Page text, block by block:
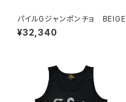
パイルGジャンポンチョ BEIGE
¥32,340